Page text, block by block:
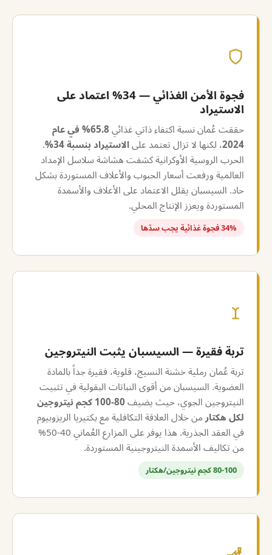
فجوة الأمن الغذائي — 34% اعتماد على
الاستيراد
حققت عُمان نسبة اكتفاء ذاتي غذائي
65.8% في عام
2024، لكنها لا تزال تعتمد على الاستيراد بنسبة 34%
.
الحرب الروسية الأوكرانية كشفت هشاشة سلاسل الإمداد
العالمية ورفعت أسعار الحبوب والأعلاف المستوردة بشكل
حاد. السيسبان يقلل الاعتماد على الأعلاف والأسمدة
المستوردة ويعزز الإنتاج المحلي.
34% فجوة غذائية يجب سدّها
تربة فقيرة — السيسبان يثبت النيتروجين
تربة عُمان رملية خشنة النسيج، قلوية، فقيرة جداً بالمادة
العضوية. السيسبان من أقوى النباتات البقولية في تثبيت
النيتروجين الجوي، حيث يضيف
80-100 كجم نيتروجين
لكل هكتار من خلال العلاقة التكافلية مع بكتيريا الريزوبيوم
في العقد الجذرية. هذا يوفر على المزارع العُماني 40-50%
من تكاليف الأسمدة النيتروجينية المستوردة.
80-100 كجم نيتروجين/هكتار